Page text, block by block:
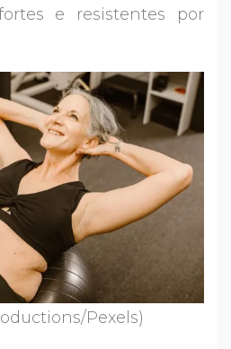
e resistentes por
Pexels)